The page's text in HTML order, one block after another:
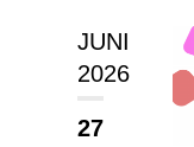
JUNI
2026
27